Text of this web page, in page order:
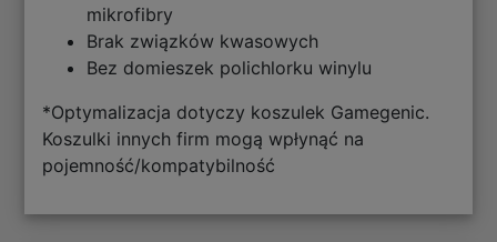
mikrofibry
Brak związków kwasowych
Bez domieszek polichlorku winylu
*Optymalizacja dotyczy koszulek Gamegenic.
Koszulki innych firm mogą wpłynąć na
pojemność/kompatybilność